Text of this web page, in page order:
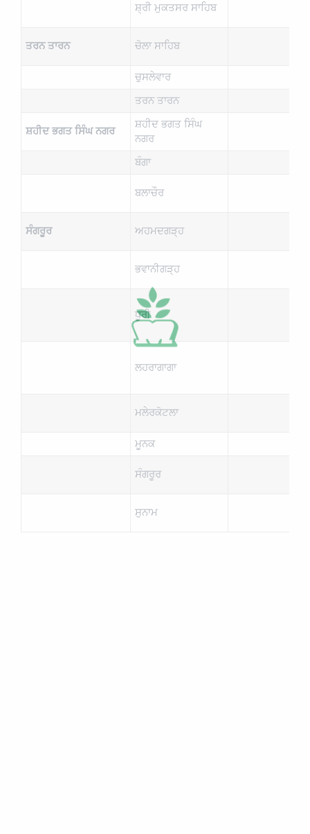
ਸ਼੍ਰੀ ਮੁਕਤਸਰ ਸਾਹਿਬ
ਤਰਨ ਤਾਰਨ ਚੋਲਾ ਸਾਹਿਬ
ਚੁਸਲੇਵਾਰ
ਤਰਨ ਤਾਰਨ
ਸ਼ਹੀਦ ਭਗਤ ਸਿੰਘ ਨਗਰ
ਸ਼ਹੀਦ ਭਗਤ ਸਿੰਘ
ਨਗਰ
ਬੰਗਾ
ਬਲਾਚੌਰ
ਸੰਗਰੂਰ ਅਹਮਦਗੜ੍ਹ
ਭਵਾਨੀਗੜ੍ਹ
ਧੂਰੀ
ਲਹਰਾਗਾਗਾ
ਮਲੇਰਕੋਟਲਾ
ਮੂਨਕ
ਸੰਗਰੂਰ
ਸੁਨਾਮ